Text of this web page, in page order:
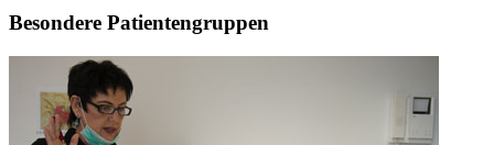
Besondere Patientengruppen